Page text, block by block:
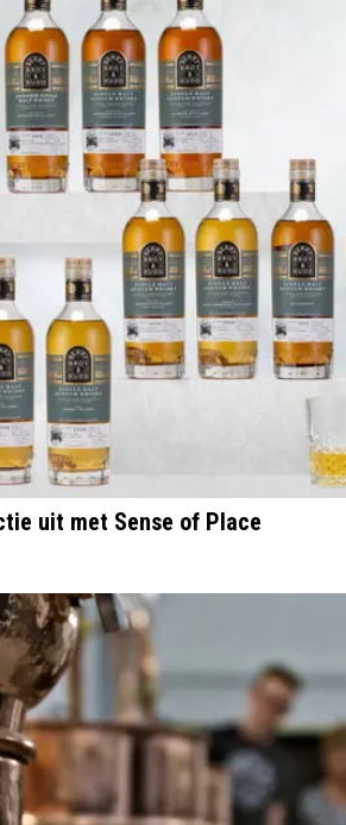
uit met Sense of Place